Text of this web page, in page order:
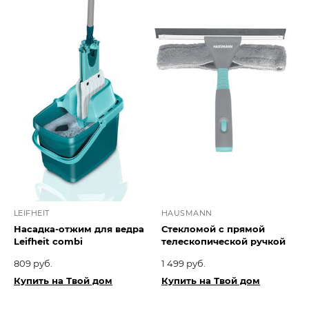
LEIFHEIT
Насадка-отжим для ведра
Leifheit combi
809 руб.
Купить на Твой дом
HAUSMANN
Стекломой с прямой
телескопической ручкой
1 499 руб.
Купить на Твой дом